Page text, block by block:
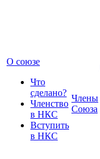
О союзе
Что
сделано?
Членство
в НКС
Вступить
в НКС
Члены
Союза